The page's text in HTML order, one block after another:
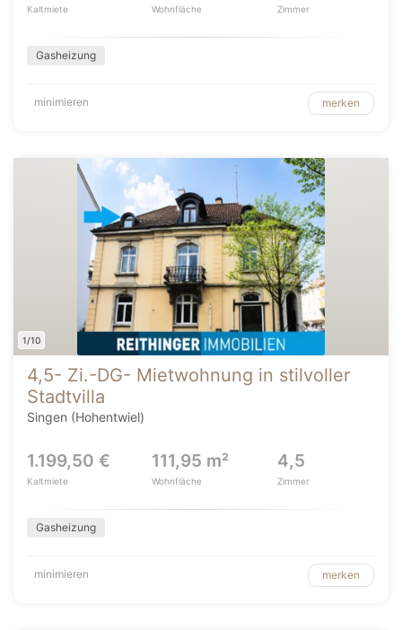
Kaltmiete Wohnfläche Zimmer
Gasheizung
minimieren merken
1/10
4,5- Zi.-DG- Mietwohnung in stilvoller
Stadtvilla
Singen (Hohentwiel)
1.199,50 €
Kaltmiete
111,95 m²
Wohnfläche
4,5
Zimmer
Gasheizung
minimieren merken